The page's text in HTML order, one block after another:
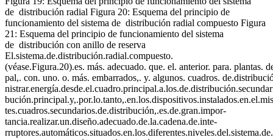
de distribución radial Figura 20: Esquema del principio de
funcionamiento del sistema de distribución radial compuesto Figura
21: Esquema del principio de funcionamiento del sistema
de distribución con anillo de reserva
El.sistema.de.distribución.radial.compuesto.
(véase.Figura.20).es. más. adecuado. que. el. anterior. para.
pal,. con. uno. o. más. embarrados,. y. algunos. cuadros.
tes.cuadros.secundarios.de.distribución,.es.de.gran.impor-
tancia.realizar.un.diseño.adecuado.de.la.cadena.de.inte-